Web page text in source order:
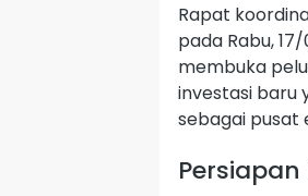
Rapat
pada Rabu,
membuka
investasi baru
sebagai pusat